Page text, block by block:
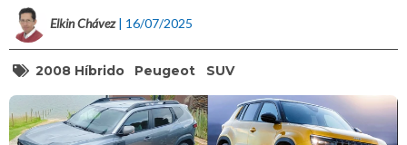
Elkin Chávez | 16/07/2025
2008 Híbrido Peugeot SUV